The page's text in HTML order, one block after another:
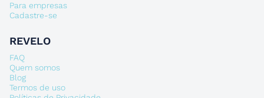
Para empresas
Cadastre-se
REVELO
FAQ
Quem somos
Blog
Termos de uso